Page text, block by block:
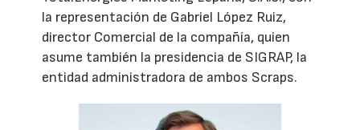
la representación de Gabriel López Ruiz,
director Comercial de la compañía, quien
asume también la presidencia de SIGRAP, la
entidad administradora de ambos Scraps.